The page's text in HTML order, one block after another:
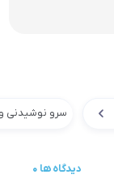
سرو نوشیدنی
0 دیدگاه ها